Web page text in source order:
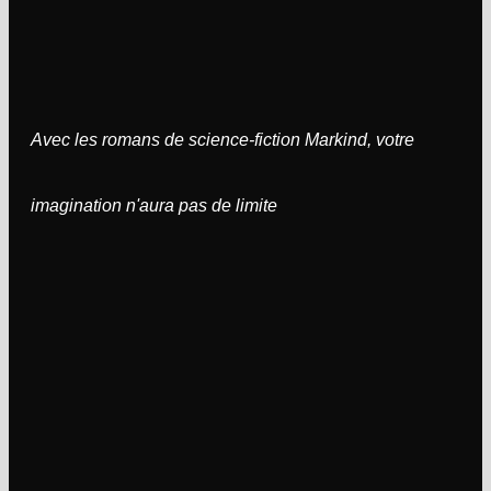
Avec les romans de science-fiction Markind, votre
imagination n'aura pas de limite